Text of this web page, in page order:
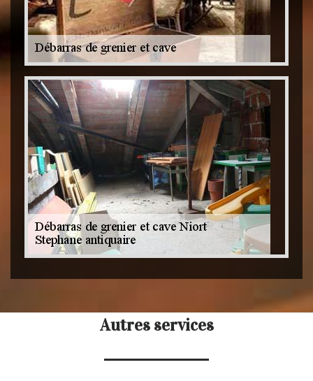
Autres services